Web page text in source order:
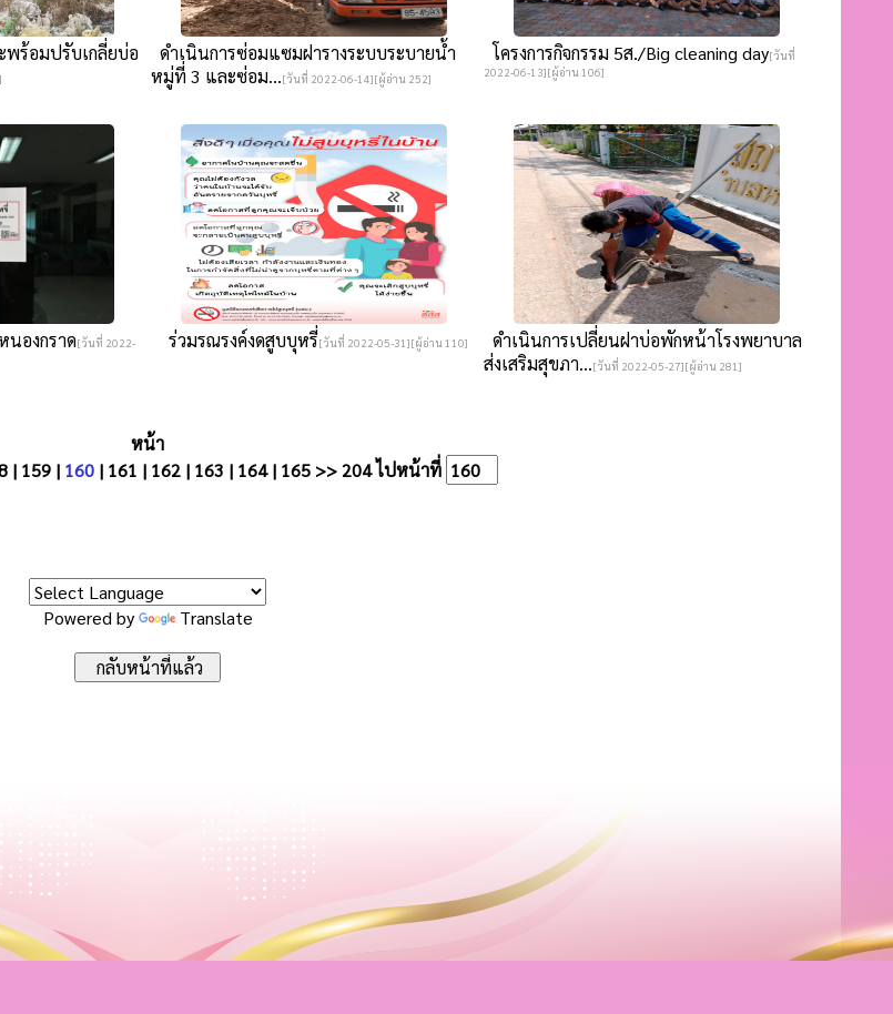
พร้อมปรับเกลี่ยบ่อ
ดำเนินการซ่อมแซมฝารางระบบระบายน้ำ
หมู่ที่ 3 และซ่อม...[วันที่ 2022-06-14][ผู้อ่าน 252]
โครงการกิจกรรม 5ส./Big cleaning day[วันที่
2022-06-13][ผู้อ่าน 106]
องกราด[วันที่ 2022-
ร่วมรณรงค์งดสูบบุหรี่[วันที่ 2022-05-31][ผู้อ่าน 110]
ดำเนินการเปลี่ยนฝาบ่อพักหน้าโรงพยาบาล
ส่งเสริมสุขภา...[วันที่ 2022-05-27][ผู้อ่าน 281]
หน้า
| 159| 160| 161 | 162| 163 | 164| 165 >> 204ไปหน้าที่
Powered by Translate